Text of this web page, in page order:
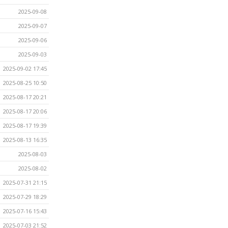
2025-09-08
2025-09-07
2025-09-06
2025-09-03
2025-09-02 17:45
2025-08-25 10:50
2025-08-17 20:21
2025-08-17 20:06
2025-08-17 19:39
2025-08-13 16:35
2025-08-03
2025-08-02
2025-07-31 21:15
2025-07-29 18:29
2025-07-16 15:43
2025-07-03 21:52